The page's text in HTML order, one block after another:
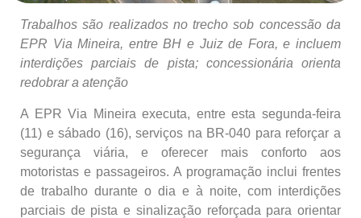
Trabalhos são realizados no trecho sob concessão da
EPR Via Mineira, entre BH e Juiz de Fora, e incluem
interdições parciais de pista; concessionária orienta
redobrar a atenção
A EPR Via Mineira executa, entre esta segunda-feira
(11) e sábado (16), serviços na BR-040 para reforçar a
segurança viária, e oferecer mais conforto aos
motoristas e passageiros. A programação inclui frentes
de trabalho durante o dia e à noite, com interdições
parciais de pista e sinalização reforçada para orientar